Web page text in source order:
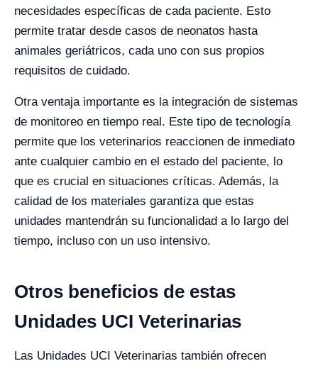
necesidades específicas de cada paciente. Esto
permite tratar desde casos de neonatos hasta
animales geriátricos, cada uno con sus propios
requisitos de cuidado.
Otra ventaja importante es la integración de sistemas
de monitoreo en tiempo real. Este tipo de tecnología
permite que los veterinarios reaccionen de inmediato
ante cualquier cambio en el estado del paciente, lo
que es crucial en situaciones críticas. Además, la
calidad de los materiales garantiza que estas
unidades mantendrán su funcionalidad a lo largo del
tiempo, incluso con un uso intensivo.
Otros beneficios de estas
Unidades UCI Veterinarias
Las Unidades UCI Veterinarias también ofrecen